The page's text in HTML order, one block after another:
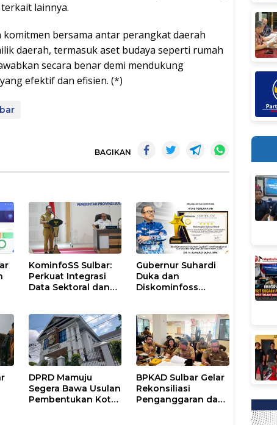
lainnya.
bersama antar perangkat daerah
daerah, termasuk aset budaya seperti rumah
secara benar demi mendukung
efektif dan efisien. (*)
BAGIKAN
KominfoSS Sulbar:
Perkuat Integrasi
Data Sektoral dan
Sebagai Pijakan
Program
Gubernur Suhardi
Duka dan
Diskominfoss
Nasional
DPRD Mamuju
Segera Bawa Usulan
Pembentukan Kota
BPKAD Sulbar Gelar
Rekonsiliasi
Penganggaran dan